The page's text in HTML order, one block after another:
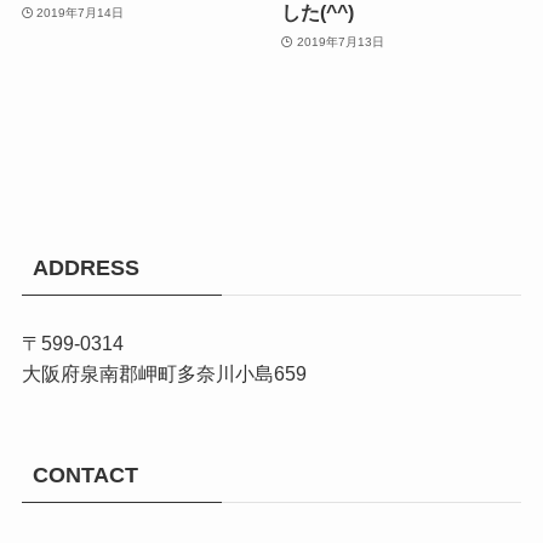
2019年7月14日
した(^^)
2019年7月13日
ADDRESS
〒599-0314
大阪府泉南郡岬町多奈川小島659
CONTACT